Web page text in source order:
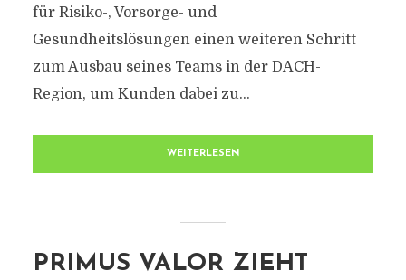
für Risiko-, Vorsorge- und
Gesundheitslösungen einen weiteren Schritt
zum Ausbau seines Teams in der DACH-
Region, um Kunden dabei zu...
WEITERLESEN
PRIMUS VALOR ZIEHT